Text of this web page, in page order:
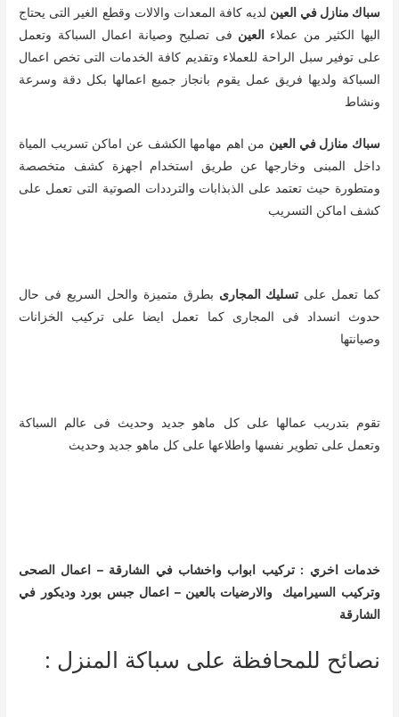
سباك منازل في العين لديه كافة المعدات والالات وقطع الغير التى يحتاج
اليها الكثير من عملاء العين فى تصليح وصيانة اعمال السباكة وتعمل
على توفير سبل الراحة للعملاء وتقديم كافة الخدمات التى تخص اعمال
السباكة ولديها فريق عمل يقوم بانجاز جميع اعمالها بكل دقة وسرعة
ونشاط
سباك منازل في العين من اهم مهامها الكشف عن اماكن تسريب المياة
داخل المبنى وخارجها عن طريق استخدام اجهزة كشف متخصصة
ومتطورة حيث تعتمد على الذبذابات والترددات الصوتية التى تعمل على
كشف اماكن التسريب
كما تعمل على تسليك المجارى بطرق متميزة والحل السريع فى حال
حدوث انسداد فى المجارى كما تعمل ايضا على تركيب الخزانات
وصيانتها
تقوم بتدريب عمالها على كل ماهو جديد وحديث فى عالم السباكة
وتعمل على تطوير نفسها واطلاعها على كل ماهو جديد وحديث
خدمات اخري :تركيب ابواب واخشاب في الشارقة –
اعمال الصحى
وتركيب السيراميك والارضيات بالعين – اعمال جبس بورد وديكور في
الشارقة
نصائح للمحافظة على سباكة المنزل :